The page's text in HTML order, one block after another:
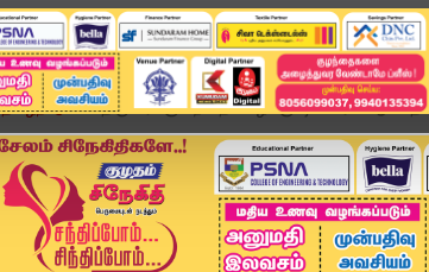
விளையாட்டு அண்மை தமிழ்நாடு சினிமா
தமிழ்நாடு திருப்பரங்குன்றம் தீப வழக்கு: டிசம்பர் 9 ஆம் தே...